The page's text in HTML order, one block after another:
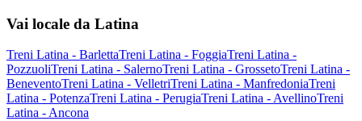
Vai locale da Latina
Treni Latina - BarlettaTreni Latina - FoggiaTreni Latina -
PozzuoliTreni Latina - SalernoTreni Latina - GrossetoTreni Latina -
BeneventoTreni Latina - VelletriTreni Latina - ManfredoniaTreni
Latina - PotenzaTreni Latina - PerugiaTreni Latina - AvellinoTreni
Latina - Ancona